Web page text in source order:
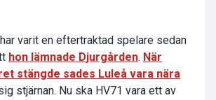
har varit en eftertraktad spelare sedan
hon lämnade Djurgården. När
stängde sades Luleå vara nära
stjärnan. Nu ska HV71 vara ett av